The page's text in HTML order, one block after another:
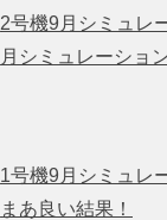
2号機9月シミュレ
月シミュレーショ
1号機9月シミュレ
まあ良い結果！